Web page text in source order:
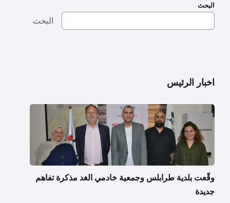
البحث
البحث
اخبار الرئيس
وقّعت بلدية طرابلس وجمعية خادمي الغد مذكرة تفاهم
جديدة